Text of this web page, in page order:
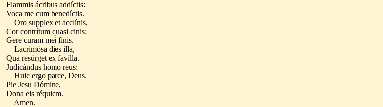
Flammis ácribus addíctis:
Voca me cum benedíctis.
Oro supplex et acclínis,
Cor contrítum quasi cinis:
Gere curam mei finis.
Lacrimósa dies illa,
Qua resúrget ex favílla.
Judicándus homo reus:
Huic ergo parce, Deus.
Pie Jesu Dómine,
Dona eis réquiem.
Amen.